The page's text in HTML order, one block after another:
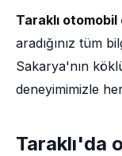
Taraklı
aradığınız tüm
Sakarya'nın
deneyimimizle her
Taraklı'da